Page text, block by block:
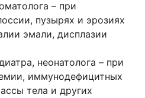
– при
пузырях и эрозиях
эмали, дисплазии
неонатолога – при
иммунодефицитных
тела и других